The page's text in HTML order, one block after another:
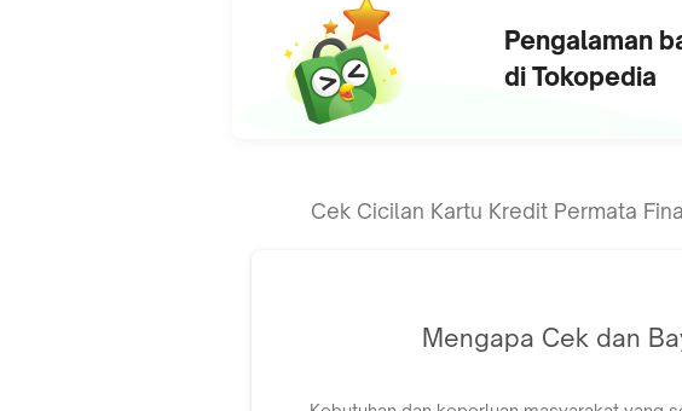
Pengalaman
di Tokopedia
Cek Cicilan Kartu Kredit Permata
Mengapa Cek dan